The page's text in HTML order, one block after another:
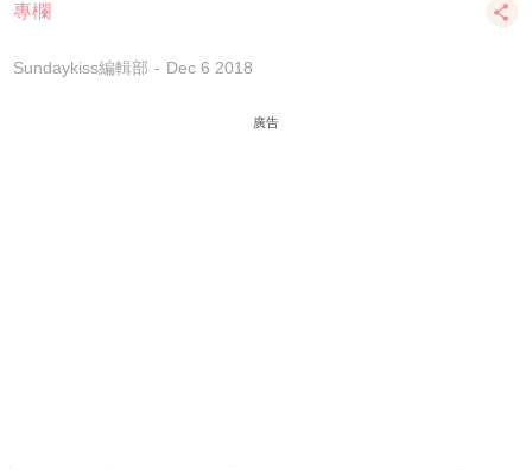
專欄
Sundaykiss編輯部 Dec 6 2018
廣告